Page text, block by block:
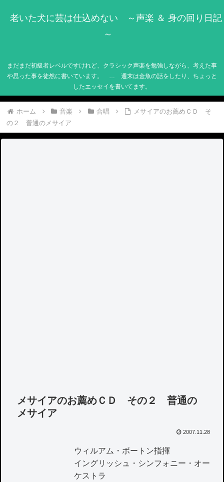
老いた犬に芸は仕込めない ～声楽 ＆ 身の回り日記
～
まだまだ初級者レベルですけれど、クラシック声楽を勉強しながら、考えた事
や思った事を徒然に書いています。 … 週末は金魚の話をしたり、ちょっと
したエッセイを書いてます。
ホーム 音楽 合唱
メサイアのお薦めＣＤ そ
の２ 普通のメサイア
メサイアのお薦めＣＤ その２ 普通の
メサイア
2007.11.28
ウィルアム・ボートン指揮
イングリッシュ・シンフォニー・オー
ケストラ